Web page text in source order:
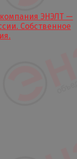
ЭНЭЛТ —
Собственное